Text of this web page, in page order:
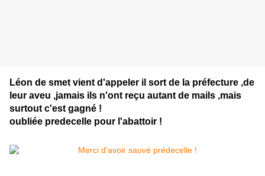
Léon de smet vient d'appeler il sort de la préfecture ,de
leur aveu ,jamais ils n'ont reçu autant de mails ,mais
surtout c'est gagné !
oubliée predecelle pour l'abattoir !